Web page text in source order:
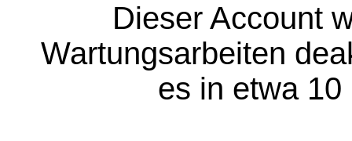
Dieser Account
Wartungsarbeiten
es in etwa